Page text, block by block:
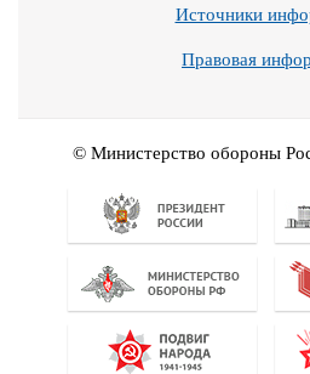
Источники
Правовая
© Министерство обороны